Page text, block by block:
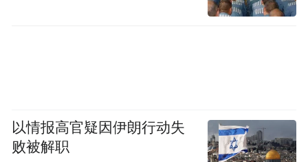
以情报高官疑因伊朗行动失
败被解职